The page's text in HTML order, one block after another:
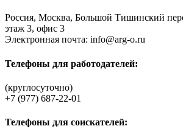
Россия, Москва, Большой Тишинский
этаж 3, офис 3
Электронная почта: info@arg-o.ru
Телефоны для работодателей:
(круглосуточно)
+7 (977) 687-22-01
Телефоны для соискателей: